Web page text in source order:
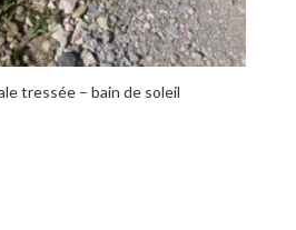
tressée – bain de soleil